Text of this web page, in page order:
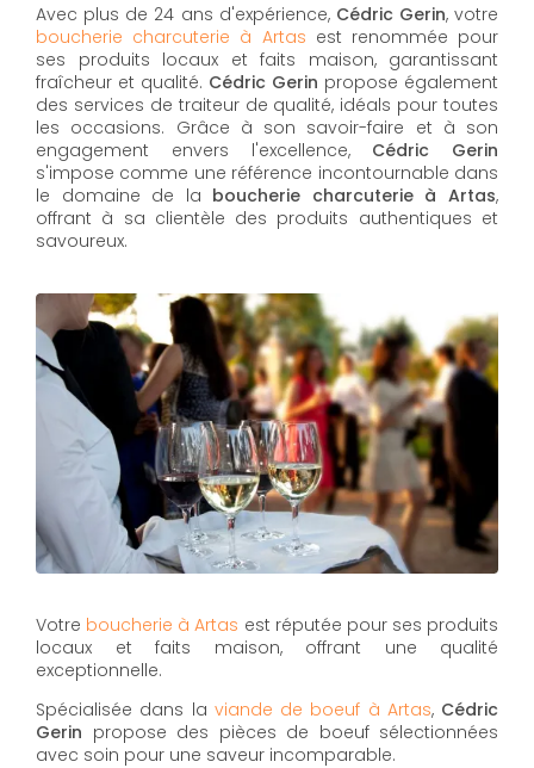
Avec plus de 24 ans d'expérience, Cédric Gerin, votre
boucherie charcuterie à Artas est renommée pour
ses produits locaux et faits maison, garantissant
fraîcheur et qualité. Cédric Gerin propose également
des services de traiteur de qualité, idéals pour toutes
les occasions. Grâce à son savoir-faire et à son
engagement envers l'excellence, Cédric Gerin
s'impose comme une référence incontournable dans
le domaine de la boucherie charcuterie à Artas,
offrant à sa clientèle des produits authentiques et
savoureux.
Votre boucherie à Artas est réputée pour ses produits
locaux et faits maison, offrant une qualité
exceptionnelle.
Spécialisée dans la viande de boeuf à Artas, Cédric
Gerin propose des pièces de boeuf sélectionnées
avec soin pour une saveur incomparable.